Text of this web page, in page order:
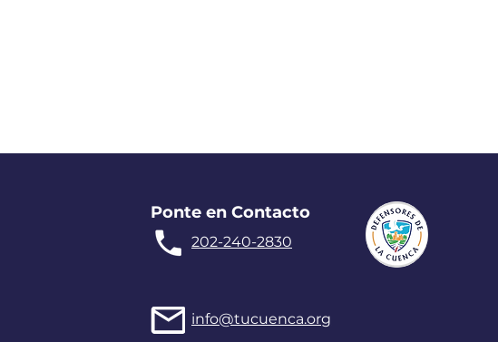
Ponte en Contacto
202-240-2830
info@tucuenca.org